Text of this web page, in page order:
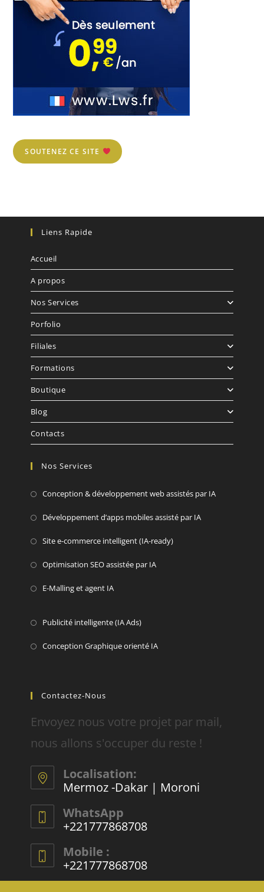
SOUTENEZ CE SITE
Liens Rapide
Accueil
A propos
Nos Services
Porfolio
Filiales
Formations
Boutique
Blog
Contacts
Nos Services
Conception & développement web assistés par IA
Développement d’apps mobiles assisté par IA
Site e-commerce intelligent (IA-ready)
Optimisation SEO assistée par IA
E-Malling et agent IA
Publicité intelligente (IA Ads)
Conception Graphique orienté IA
Contactez-Nous
Envoyez nous votre projet par mail,
nous allons s'occuper du reste !
Localisation:
Mermoz -Dakar | Moroni
WhatsApp
+221777868708
Mobile :
+221777868708